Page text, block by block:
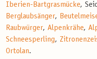
Iberien-Bartgrasmücke,
Berglaubsänger,
Raubwürger, Alpenkrähe,
Schneesperling,
Ortolan.